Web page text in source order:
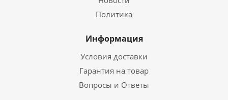
Политика
Информация
Условия доставки
Гарантия на товар
Вопросы и Ответы